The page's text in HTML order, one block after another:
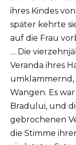
ihres Kindes
später kehrte
auf die Frau
… Die
Veranda ihres
umklammernd,
Wangen. Es
Bradului, und
gebrochenen
die Stimme